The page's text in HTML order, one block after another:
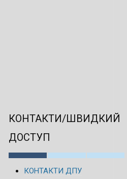
КОНТАКТИ/ШВИДКИЙ
ДОСТУП
КОНТАКТИ ДПУ